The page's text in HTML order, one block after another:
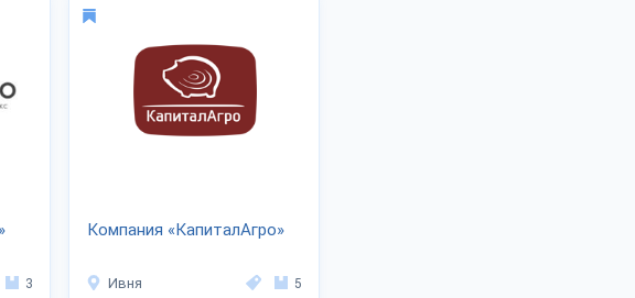
3
Компания «КапиталАгро»
Ивня 5